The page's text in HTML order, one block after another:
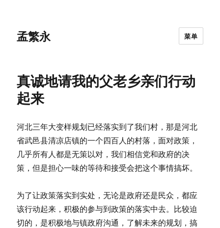
孟繁永 菜单
真诚地请我的父老乡亲们行动
起来
河北三年大变样规划已经落实到了我们村，那是河北
省武邑县清凉店镇的一个四百人的村落，面对政策，
几乎所有人都是无策以对，我们相信党和政府的决
策，但是担心一味的等待和接受会把这个事情搞坏。
为了让政策落实到实处，无论是政府还是民众，都应
该行动起来，积极的参与到政策的落实中去。比较迫
切的，是积极地与镇政府沟通，了解未来的规划，搞